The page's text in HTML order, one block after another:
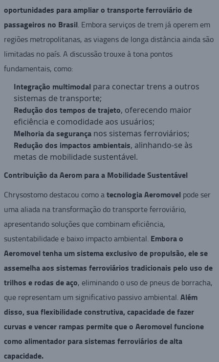
oportunidades para ampliar o transporte ferroviário de
passageiros no Brasil. Embora serviços de trem já operem em
regiões metropolitanas, as viagens de longa distância ainda são
limitadas no país. A discussão trouxe à tona pontos
fundamentais, como:
Integração multimodalpara conectar trens a outros
sistemas de transporte;
Redução dos tempos de trajeto, oferecendo maior
eficiência e comodidade aos usuários;
Melhoria da segurançanos sistemas ferroviários;
Redução dos impactos ambientais, alinhando-se às
metas de mobilidade sustentável.
Contribuição da Aerom para a Mobilidade Sustentável
Chrysostomo destacou como atecnologia Aeromovelpode ser
uma aliada na transformação do transporte ferroviário,
apresentando soluções que combinam eficiência,
sustentabilidade e baixo impacto ambiental. Embora o
Aeromovel tenha um sistema exclusivo de propulsão, ele se
assemelha aos sistemas ferroviários tradicionais pelo uso de
trilhos e rodas de aço, eliminando o uso de pneus de borracha,
que representam um significativo passivo ambiental.Além
disso, sua flexibilidade construtiva, capacidade de fazer
curvas e vencer rampas permite que o Aeromovel funcione
como alimentador para sistemas ferroviários de alta
capacidade.